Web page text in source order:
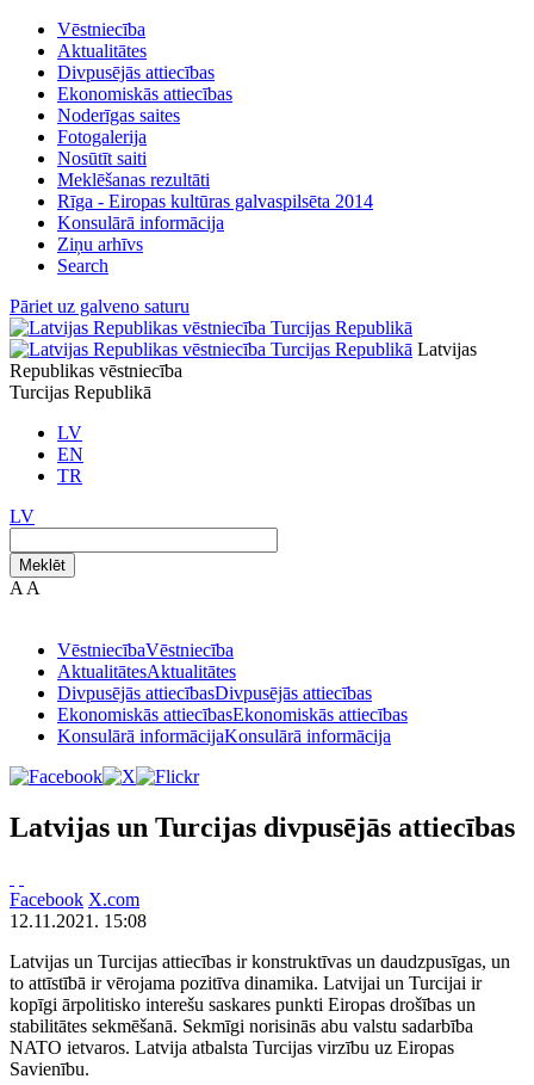
Vēstniecība
Aktualitātes
Divpusējās attiecības
Ekonomiskās attiecības
Noderīgas saites
Fotogalerija
Nosūtīt saiti
Meklēšanas rezultāti
Rīga - Eiropas kultūras galvaspilsēta 2014
Konsulārā informācija
Ziņu arhīvs
Search
Pāriet uz galveno saturu
Latvijas
Republikas vēstniecība
Turcijas Republikā
LV
EN
TR
LV
Meklēt
A A
VēstniecībaVēstniecība
AktualitātesAktualitātes
Divpusējās attiecībasDivpusējās attiecības
Ekonomiskās attiecībasEkonomiskās attiecības
Konsulārā informācijaKonsulārā informācija
Latvijas un Turcijas divpusējās attiecības
Facebook X.com
12.11.2021. 15:08
Latvijas un Turcijas attiecības ir konstruktīvas un daudzpusīgas, un
to attīstībā ir vērojama pozitīva dinamika. Latvijai un Turcijai ir
kopīgi ārpolitisko interešu saskares punkti Eiropas drošības un
stabilitātes sekmēšanā. Sekmīgi norisinās abu valstu sadarbība
NATO ietvaros. Latvija atbalsta Turcijas virzību uz Eiropas
Savienību.